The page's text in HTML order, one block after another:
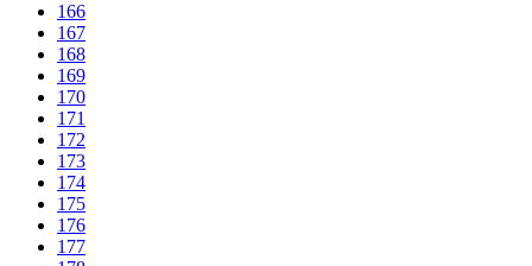
166
167
168
169
170
171
172
173
174
175
176
177